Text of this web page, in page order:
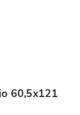
60,5x121